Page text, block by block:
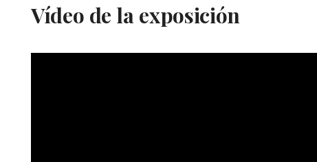
Vídeo de la exposición